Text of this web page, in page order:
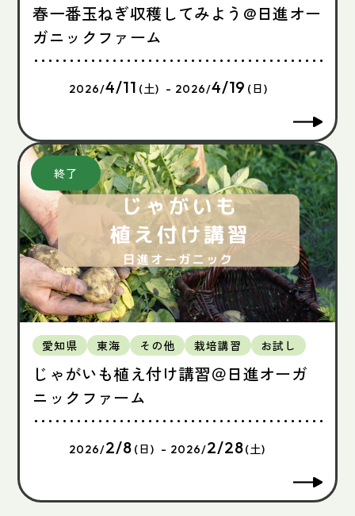
春一番玉ねぎ収穫してみよう@日進オー
ガニックファーム
2026/4/11 (土) - 2026/4/19 (日)
愛知県 東海 その他 栽培講習 お試し
じゃがいも植え付け講習＠日進オーガ
ニックファーム
2026/2/8 (日) - 2026/2/28(土)